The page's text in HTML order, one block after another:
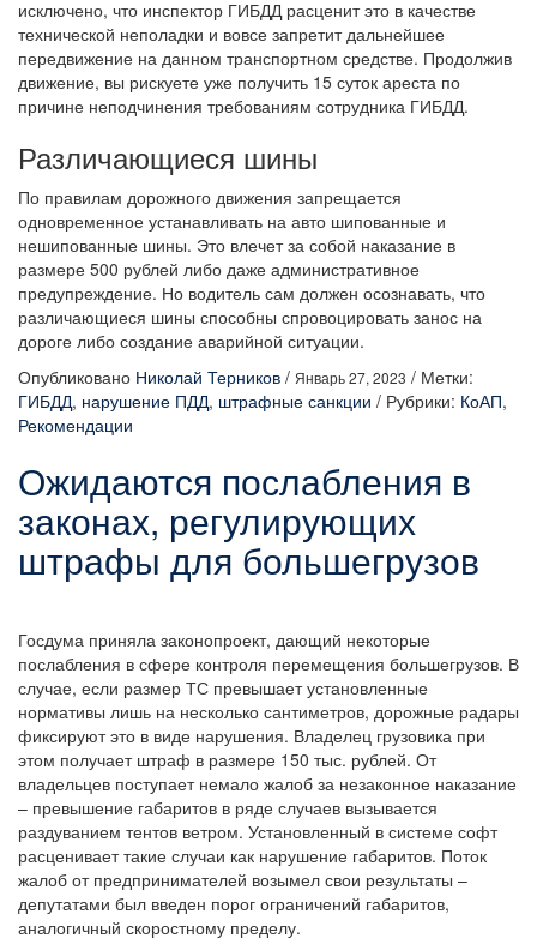
исключено, что инспектор ГИБДД расценит это в качестве
технической неполадки и вовсе запретит дальнейшее
передвижение на данном транспортном средстве. Продолжив
движение, вы рискуете уже получить 15 суток ареста по
причине неподчинения требованиям сотрудника ГИБДД.
Различающиеся шины
По правилам дорожного движения запрещается
одновременное устанавливать на авто шипованные и
нешипованные шины. Это влечет за собой наказание в
размере 500 рублей либо даже административное
предупреждение. Но водитель сам должен осознавать, что
различающиеся шины способны спровоцировать занос на
дороге либо создание аварийной ситуации.
Опубликовано Николай Терников / Январь 27, 2023 / Метки:
ГИБДД, нарушение ПДД, штрафные санкции / Рубрики: КоАП,
Рекомендации
Ожидаются послабления в
законах, регулирующих
штрафы для большегрузов
Госдума приняла законопроект, дающий некоторые
послабления в сфере контроля перемещения большегрузов. В
случае, если размер ТС превышает установленные
нормативы лишь на несколько сантиметров, дорожные радары
фиксируют это в виде нарушения. Владелец грузовика при
этом получает штраф в размере 150 тыс. рублей. От
владельцев поступает немало жалоб за незаконное наказание
– превышение габаритов в ряде случаев вызывается
раздуванием тентов ветром. Установленный в системе софт
расценивает такие случаи как нарушение габаритов. Поток
жалоб от предпринимателей возымел свои результаты –
депутатами был введен порог ограничений габаритов,
аналогичный скоростному пределу.